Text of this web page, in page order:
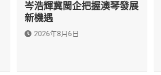
岑浩輝冀閩企把握澳琴發展
新機遇
2026年8月6日